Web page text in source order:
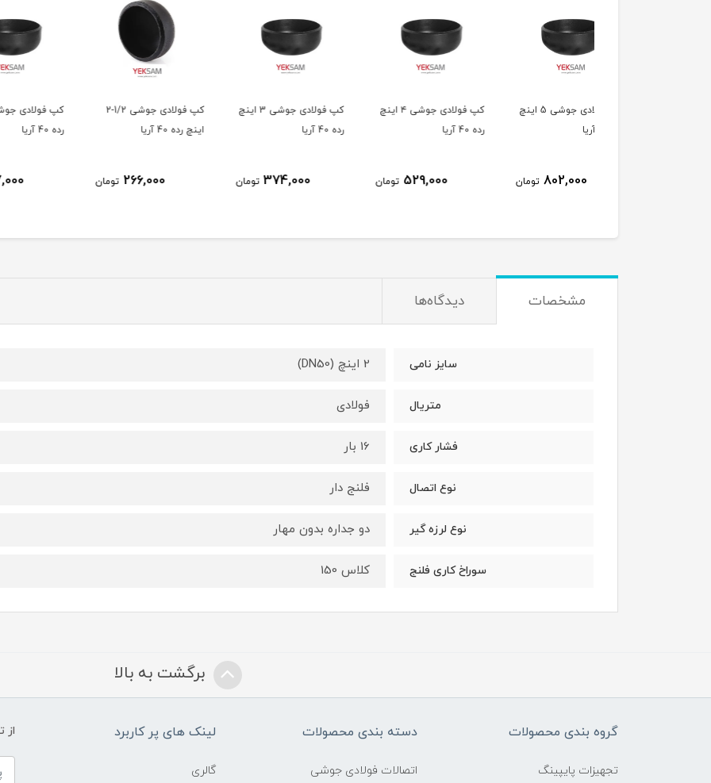
کپ فولادی جوشی ۴ اینچ
رده 40 آریا
529,000
کپ فولادی جوشی 3 اینچ
رده 40 آریا
374,000
کپ فولادی جوشی 1/2-2
اینچ رده 40 آریا
266,000
کپ فولادی جوشی 2 اینچ
رده 40 آریا
217,000
اینچ رده
مشخصات دیدگاه‌ها
سایز نامی 2 اینچ (DN50)
متریال فولادی
فشار کاری 16 بار
نوع اتصال فلنج دار
نوع لرزه گیر دو جداره بدون مهار
سوراخ کاری فلنج کلاس 150
برگشت به بالا
گروه بندی محصولات
تجهیزات پایپینگ
دسته بندی محصولات
اتصالات فولادی جوشی
لینک های پر کاربرد
گالری
از